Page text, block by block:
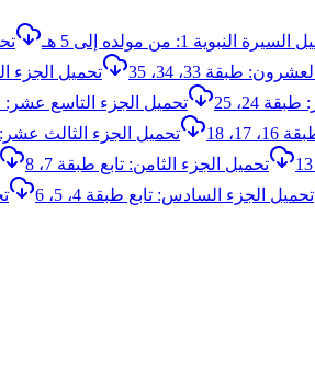
النبوية 1: من مولده إلى 5 هـ
طبقة 33، 34، 35
تحميل الجزء
24، 25 تحميل الجزء التاسع عشر: طبقة 25،
18 تحميل الجزء الثالث عشر: تابع
تحميل الجزء الثامن: تابع طبقة 7، 8
تحميل الجزء السادس: تابع طبقة 4، 5، 6